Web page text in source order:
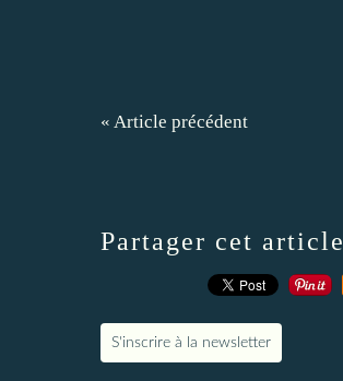
« Article précédent
Partager cet article
S'inscrire à la newsletter